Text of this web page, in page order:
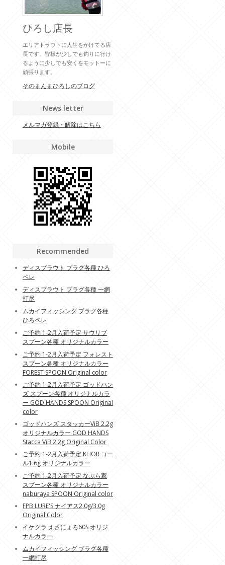
ひろし店長
エリアトラウトに人生をかけてる店
長です。皆様が少しでも釣りに行け
るように少しでも安くをモットーに
頑張ります。
そのまんまひろしのブログ
News letter
メルマガ登録・解除はこちら
Mobile
Recommended
ディスプラウト プラグ各種 ひろ
ペレ
ディスプラウト プラグ各種 一網
打尽
ムカイフィッシング プラグ各種
ひろペレ
ご予約 1-2月入荷予定 サウリブ
スプーン各種 オリジナルカラー
ご予約 1-2月入荷予定 フォレスト
スプーン各種 オリジナルカラー
FOREST SPOON Original color
ご予約 1-2月入荷予定 ゴッドハン
ズ スプーン各種 オリジナルカラ
ー GOD HANDS SPOON Original
color
ゴッドハンズ スタッカーViB 2.2g
オリジナルカラー GOD HANDS
Stacca ViB 2.2g Original Color
ご予約 1-2月入荷予定 KHOR コー
ル1.6g オリジナルカラー
ご予約 1-2月入荷予定 なぶら家
スプーン各種 オリジナルカラー
naburaya SPOON Original color
FPB LURE'S ナイアス2.0g/3.0g
Original Color
イケクラ えさにょろ60S オリジ
ナルカラー
ムカイフィッシング プラグ各種
一網打尽